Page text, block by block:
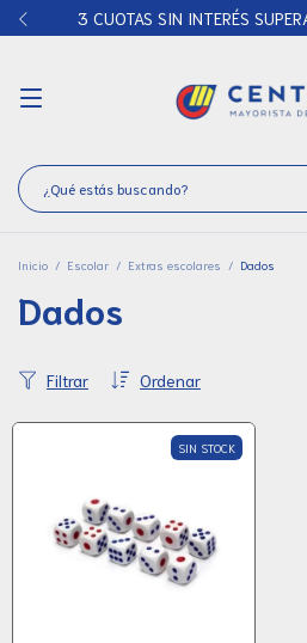
3 CUOTAS SIN INTERÉS
Inicio / Escolar / Extras escolares / Dados
Dados
Ordenar
Filtrar
SIN STOCK